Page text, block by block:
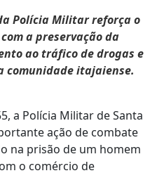
Polícia Militar reforça o
a preservação da
ao tráfico de drogas e
comunidade itajaiense.
a Polícia Militar de Santa
ação de combate
na prisão de um homem
o comércio de